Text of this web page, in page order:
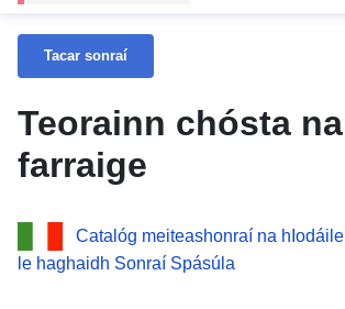
Tacar sonraí
Teorainn chósta na
farraige
Catalóg meiteashonraí na hIodáile
le haghaidh Sonraí Spásúla